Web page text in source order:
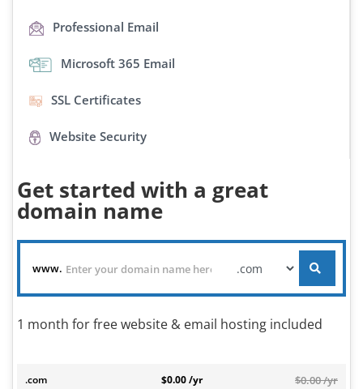
Professional Email
Microsoft 365 Email
SSL Certificates
Website Security
Get started with a great
domain name
www.
1 month for free website & email hosting included
.com $0.00 /yr $0.00 /yr